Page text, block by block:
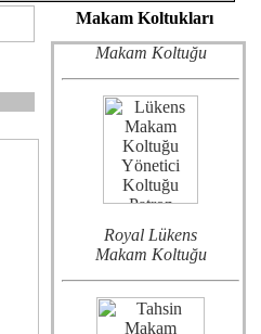
Makam Koltukları
Bostang VIP
Makam Koltuğu
Makam Koltuğu